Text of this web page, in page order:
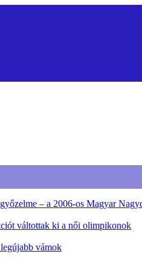
– a 2006-os Magyar
váltottak ki a női olimpikonok
vámok